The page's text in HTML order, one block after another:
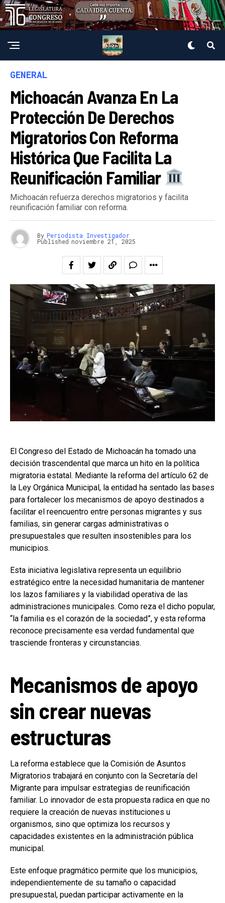
GENERAL
Michoacán Avanza En La
Protección De Derechos
Migratorios Con Reforma
Histórica Que Facilita La
Reunificación Familiar
Michoacán refuerza derechos migratorios y facilita
reunificación familiar con reforma.
By Periodista Investigador
Published noviembre 21, 2025
El Congreso del Estado de Michoacán ha tomado una
decisión trascendental que marca un hito en la política
migratoria estatal. Mediante la reforma del artículo 62 de
la Ley Orgánica Municipal, la entidad ha sentado las bases
para fortalecer los mecanismos de apoyo destinados a
facilitar el reencuentro entre personas migrantes y sus
familias, sin generar cargas administrativas o
presupuestales que resulten insostenibles para los
municipios.
Esta iniciativa legislativa representa un equilibrio
estratégico entre la necesidad humanitaria de mantener
los lazos familiares y la viabilidad operativa de las
administraciones municipales. Como reza el dicho popular,
“la familia es el corazón de la sociedad”, y esta reforma
reconoce precisamente esa verdad fundamental que
trasciende fronteras y circunstancias.
Mecanismos de apoyo
sin crear nuevas
estructuras
La reforma establece que la Comisión de Asuntos
Migratorios trabajará en conjunto con la Secretaría del
Migrante para impulsar estrategias de reunificación
familiar. Lo innovador de esta propuesta radica en que no
requiere la creación de nuevas instituciones u
organismos, sino que optimiza los recursos y
capacidades existentes en la administración pública
municipal.
Este enfoque pragmático permite que los municipios,
independientemente de su tamaño o capacidad
presupuestal, puedan participar activamente en la